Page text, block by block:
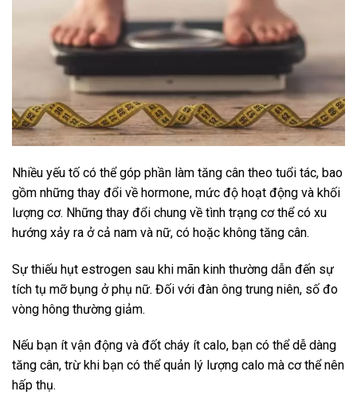
Nhiều yếu tố có thể góp phần làm tăng cân theo tuổi tác, bao
gồm những thay đổi về hormone, mức độ hoạt động và khối
lượng cơ. Những thay đổi chung về tình trạng cơ thể có xu
hướng xảy ra ở cả nam và nữ, có hoặc không tăng cân.
Sự thiếu hụt estrogen sau khi mãn kinh thường dẫn đến sự
tích tụ mỡ bụng ở phụ nữ. Đối với đàn ông trung niên, số đo
vòng hông thường giảm.
Nếu bạn ít vận động và đốt cháy ít calo, bạn có thể dễ dàng
tăng cân, trừ khi bạn có thể quản lý lượng calo mà cơ thể nên
hấp thụ.